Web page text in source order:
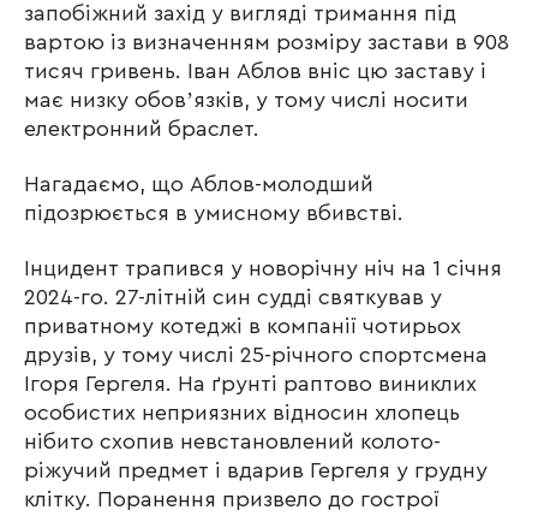
запобіжний захід у вигляді тримання під
вартою із визначенням розміру застави в 908
тисяч гривень. Іван Аблов вніс цю заставу і
має низку обовʼязків, у тому числі носити
електронний браслет.
Нагадаємо, що Аблов-молодший
підозрюється в умисному вбивстві.
Інцидент трапився у новорічну ніч на 1 січня
2024-го. 27-літній син судді святкував у
приватному котеджі в компанії чотирьох
друзів, у тому числі 25-річного спортсмена
Ігоря Гергеля. На ґрунті раптово виниклих
особистих неприязних відносин хлопець
нібито схопив невстановлений колото-
ріжучий предмет і вдарив Гергеля у грудну
клітку. Поранення призвело до гострої